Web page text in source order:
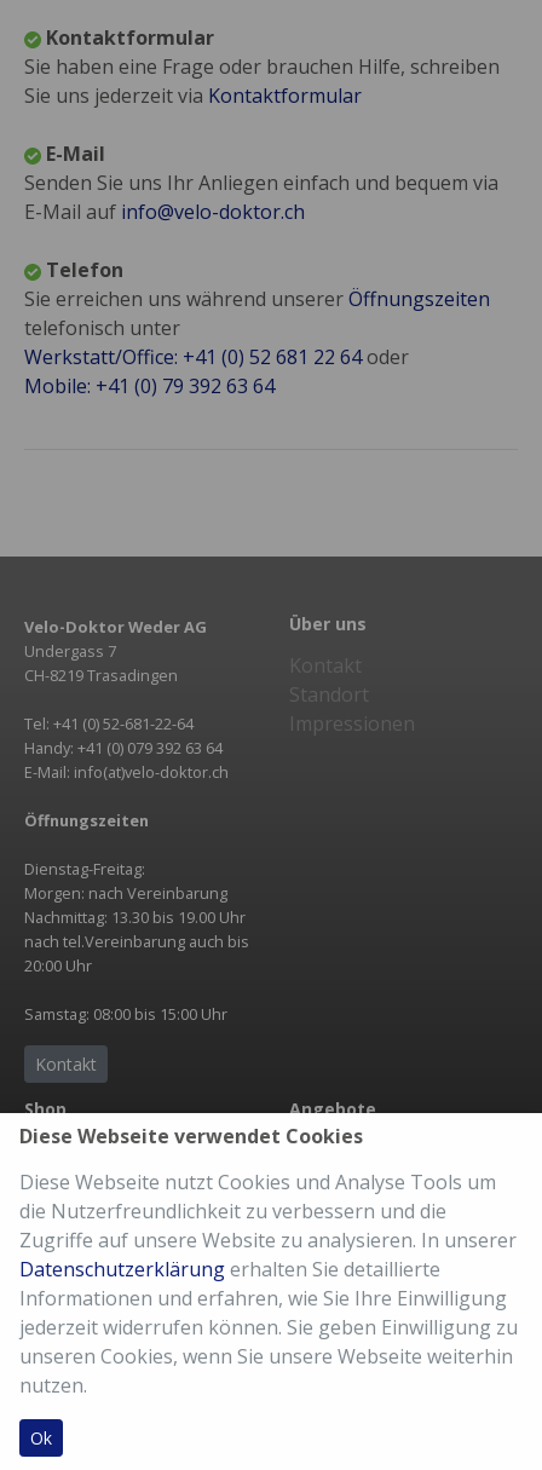
Diese Webseite verwendet Cookies
Diese Webseite nutzt Cookies und Analyse Tools um
die Nutzerfreundlichkeit zu verbessern und die
Zugriffe auf unsere Website zu analysieren. In unserer
Datenschutzerklärungerhalten Sie detaillierte
Informationen und erfahren, wie Sie Ihre Einwilligung
jederzeit widerrufen können. Sie geben Einwilligung zu
unseren Cookies, wenn Sie unsere Webseite weiterhin
nutzen.
Ok
Kontaktformular
Sie haben eine Frage oder brauchen Hilfe, schreiben
Sie uns jederzeit via Kontaktformular
E-Mail
Senden Sie uns Ihr Anliegen einfach und bequem via
E-Mail auf info@velo-doktor.ch
Telefon
Sie erreichen uns während unsererÖffnungszeiten
telefonisch unter
Werkstatt/Office: +41 (0) 52 681 22 64oder
Mobile: +41 (0) 79 392 63 64
Velo-Doktor Weder AG
Undergass 7
CH-8219 Trasadingen
Tel: +41 (0) 52-681-22-64
Handy: +41 (0) 079 392 63 64
E-Mail: info(at)velo-doktor.ch
Öffnungszeiten
Dienstag-Freitag:
Morgen: nach Vereinbarung
Nachmittag: 13.30 bis 19.00 Uhr
nach tel.Vereinbarung auch bis
20:00 Uhr
Samstag: 08:00 bis 15:00 Uhr
Kontakt
Über uns
Kontakt
Standort
Impressionen
Shop
Übersicht
Zubehör
Bekleidung
Versandkosten
AGB
Imressum
Meine Bestellung
Angebote
Neuheit
Abholservice
eBike Accu
Der richtige Sattel
Fahrradkauf
Kaufberatung
10% Kundenkarte
Reparatur Service